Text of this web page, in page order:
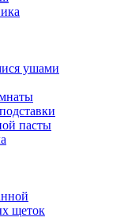
ушами
пасты
щеток